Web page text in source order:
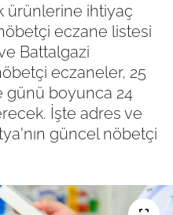
ürünlerine ihtiyaç
eczane listesi
Battalgazi
eczaneler, 25
günü boyunca 24
İşte adres ve
güncel nöbetçi